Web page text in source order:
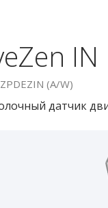
IN
(A/W)
датчик